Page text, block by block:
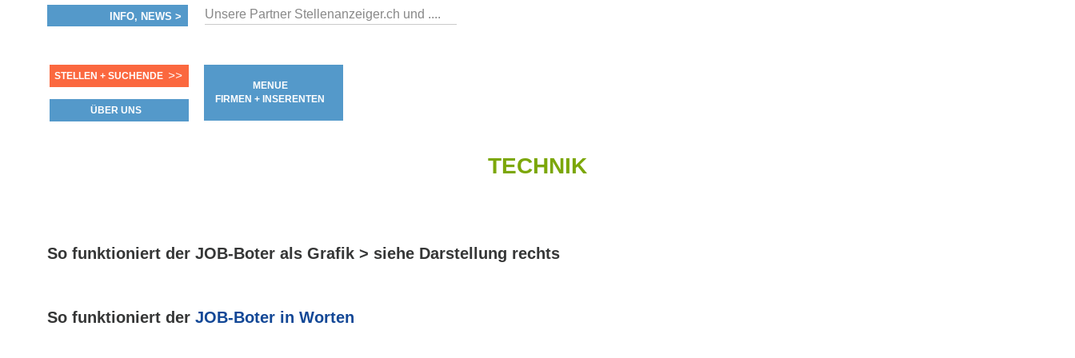
INFO, NEWS > Unsere Partner Stellenanzeiger.ch und ....
STELLEN + SUCHENDE >>
ÜBER UNS
MENUE
FIRMEN + INSERENTEN
TECHNIK
So funktioniert der JOB-Boter als Grafik > siehe Darstellung rechts
So funktioniert der JOB-Boter in Worten